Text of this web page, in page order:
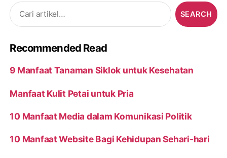
Search
for:
Recommended Read
9 Manfaat Tanaman Siklok untuk Kesehatan
Manfaat Kulit Petai untuk Pria
10 Manfaat Media dalam Komunikasi Politik
10 Manfaat Website Bagi Kehidupan Sehari-hari